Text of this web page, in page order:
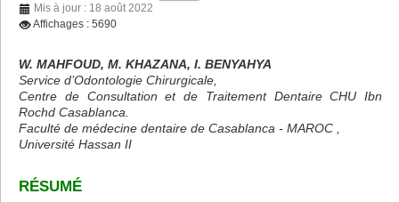
Mis à jour : 18 août 2022
Affichages : 5690
W. MAHFOUD, M. KHAZANA, I. BENYAHYA
Service d’Odontologie Chirurgicale,
Centre de Consultation et de Traitement Dentaire CHU Ibn
Rochd Casablanca.
Faculté de médecine dentaire de Casablanca - MAROC ,
Université Hassan II
RÉSUMÉ